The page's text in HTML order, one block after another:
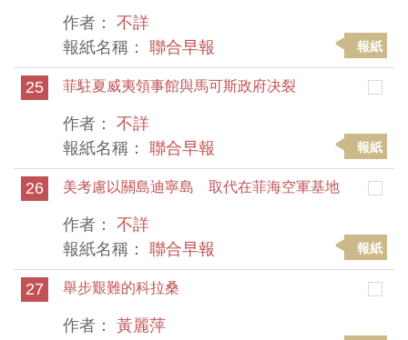
作者： 不詳
報紙名稱： 聯合早報 報紙
25 菲駐夏威夷領事館與馬可斯政府决裂
作者： 不詳
報紙名稱： 聯合早報 報紙
26 美考慮以關島迪寧島 取代在菲海空軍基地
作者： 不詳
報紙名稱： 聯合早報 報紙
27 舉步艱難的科拉桑
作者： 黃麗萍